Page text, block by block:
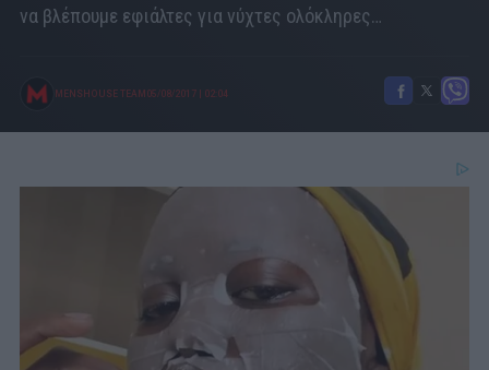
να βλέπουμε εφιάλτες για νύχτες ολόκληρες…
MENSHOUSE TEAM 05/08/2017 02:04